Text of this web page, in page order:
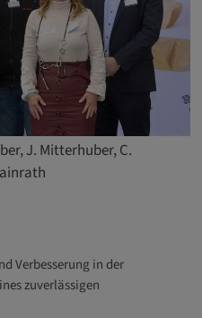
J. Mitterhuber, C.
Verbesserung in der
zuverlässigen